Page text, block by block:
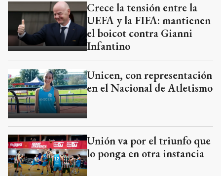
Crece la tensión entre la
UEFA y la FIFA: mantienen
el boicot contra Gianni
Infantino
Unicen, con representación
en el Nacional de Atletismo
Unión va por el triunfo que
lo ponga en otra instancia